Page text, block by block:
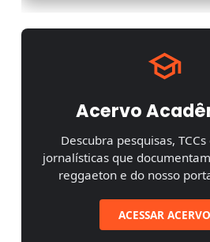
Acervo
Descubra pesquisas,
jornalísticas que
reggaeton e do nosso
ACESSAR ACERVO